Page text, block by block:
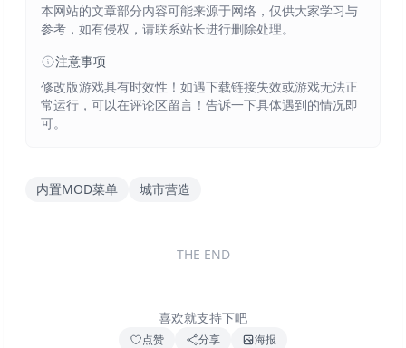
本网站的文章部分内容可能来源于网络，仅供大家学习与
参考，如有侵权，请联系站长进行删除处理。
注意事项
修改版游戏具有时效性！如遇下载链接失效或游戏无法正
常运行，可以在评论区留言！告诉一下具体遇到的情况即
可。
内置MOD菜单 城市营造
THE END
喜欢就支持下吧
点赞 分享 海报